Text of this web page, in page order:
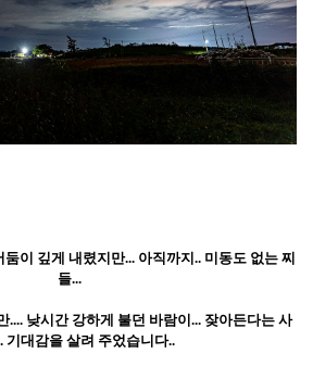
이 깊게 내렸지만... 아직까지.. 미동도 없는 찌
들...
.... 낮시간 강하게 불던 바람이... 잦아든다는 사
기대감을 살려 주었습니다..